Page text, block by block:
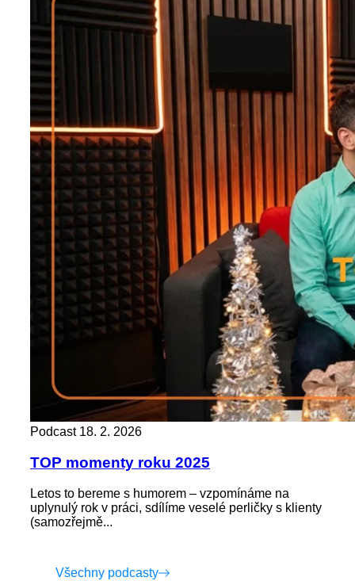
Podcast 18. 2. 2026
TOP momenty roku 2025
Letos to bereme s humorem – vzpomínáme na
uplynulý rok v práci, sdílíme veselé perličky s klienty
(samozřejmě...
Všechny podcasty